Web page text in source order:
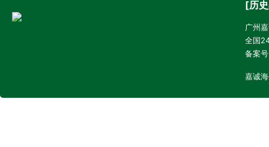
[历
广州
全国
备案
嘉诚